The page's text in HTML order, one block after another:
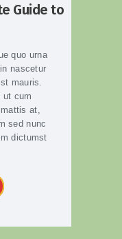
Guide to
quo urna
nascetur
mauris.
ut cum
at,
sed nunc
dictumst